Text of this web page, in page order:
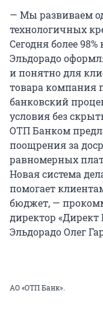
— Мы развиваем
технологичных
Сегодня более
Эльдорадо
и понятно для
товара компания
банковский
условия без
ОТП Банком
поощрения за
равномерных
Новая система
помогает
бюджет, —
директор
Эльдорадо Олег
АО «ОТП Банк».